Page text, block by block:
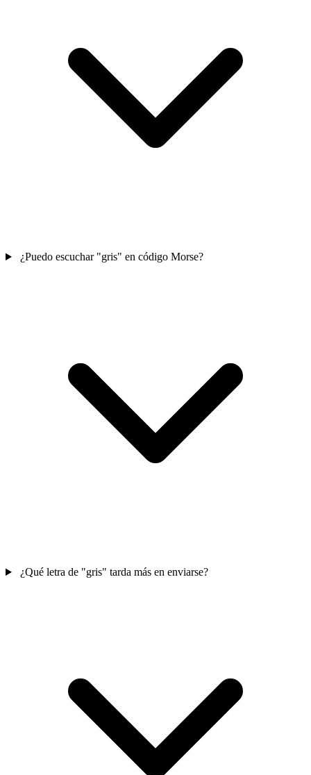
¿Puedo escuchar "gris" en código Morse?
¿Qué letra de "gris" tarda más en enviarse?